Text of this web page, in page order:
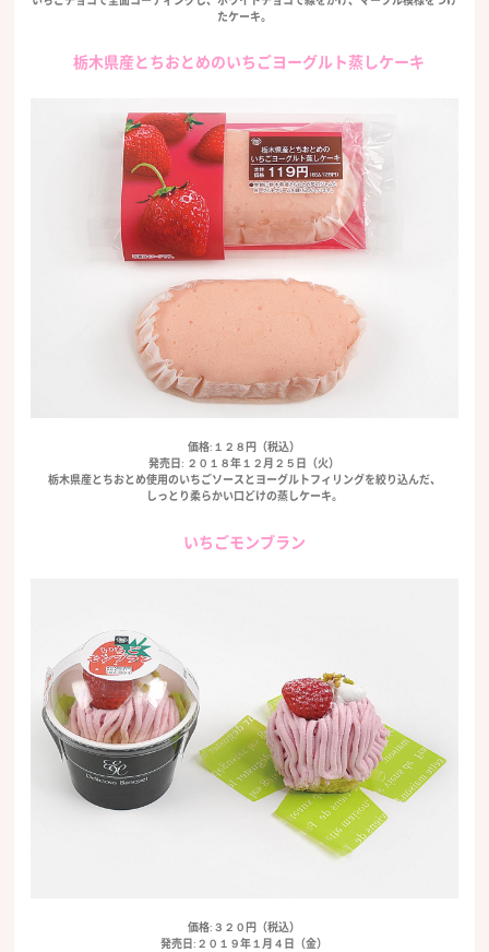
たケーキ。
栃木県産とちおとめのいちごヨーグルト蒸しケーキ
価格:１２８円（税込）
発売日: ２０１８年１２月２５日（火）
栃木県産とちおとめ使用のいちごソースとヨーグルトフィリングを絞り込んだ、
しっとり柔らかい口どけの蒸しケーキ。
いちごモンブラン
価格:３２０円（税込）
発売日:２０１９年１月４日（金）